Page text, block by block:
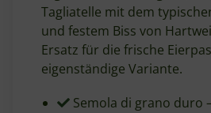
Tagliatelle mit dem
und festem Biss von
Ersatz für die frische
eigenständige Variante.
Semola di grano duro